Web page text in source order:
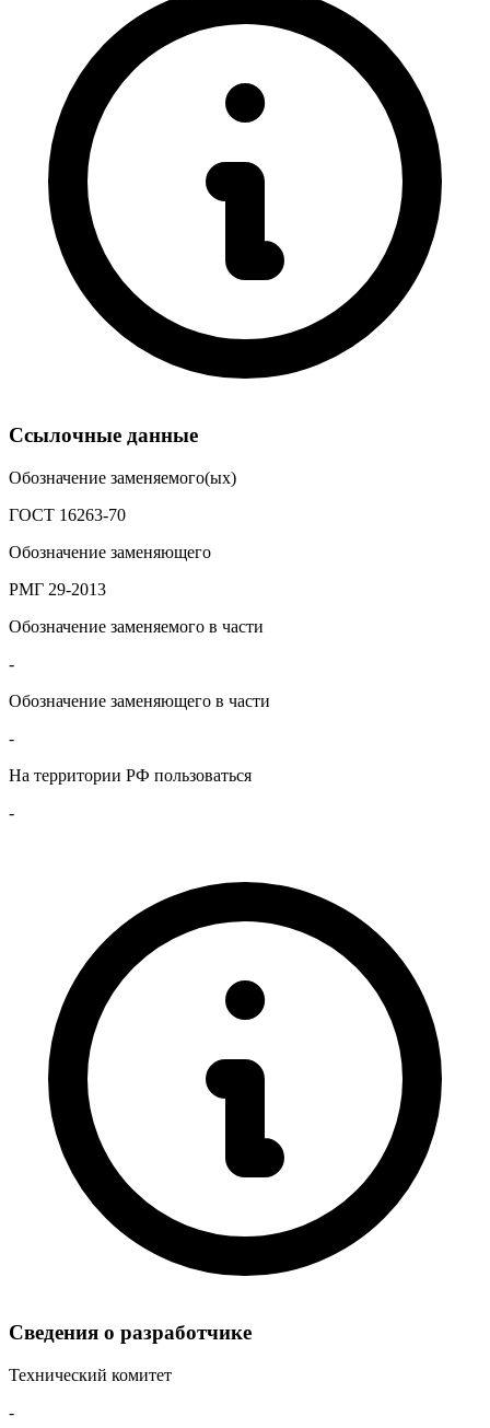
Ссылочные данные
Обозначение заменяемого(ых)
ГОСТ 16263-70
Обозначение заменяющего
РМГ 29-2013
Обозначение заменяемого в части
-
Обозначение заменяющего в части
-
На территории РФ пользоваться
-
Сведения о разработчике
Технический комитет
-